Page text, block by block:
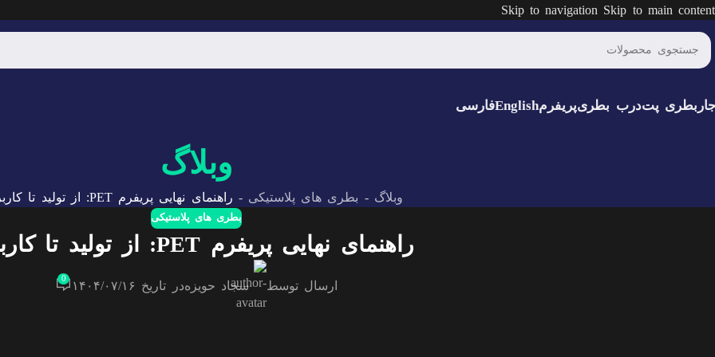
Skip to navigation Skip to main content
بطری پتدرب بطریپریفرمEnglishفارسی
وبلاگ
وبلاگ - بطری های پلاستیکی - راهنمای نهایی پریفرم PET: از تولید تا کاربرد
بطری های پلاستیکی
راهنمای نهایی پریفرم PET: از تولید تا کاربرد
ارسال توسط سجاد حویزهدر تاریخ ۱۴۰۴/۰۷/۱۶
0